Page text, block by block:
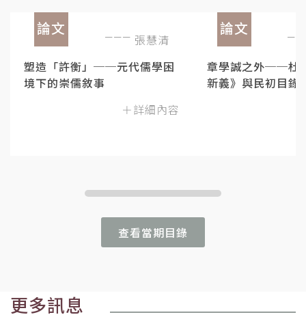
論文
張慧清
塑造「許衡」──元代儒學困
境下的崇儒敘事
＋詳細內容
論文
章學誠之外──杜
新義》與民初目錄
查看當期目錄
更多訊息